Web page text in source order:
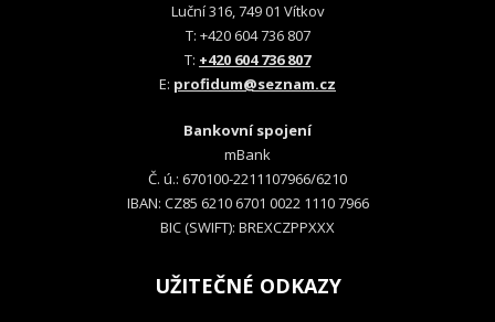
Luční 316, 749 01 Vítkov
T: +420 604 736 807
T: +420 604 736 807
E: profidum@seznam.cz
Bankovní spojení
mBank
Č. ú.: 670100-2211107966/6210
IBAN: CZ85 6210 6701 0022 1110 7966
BIC (SWIFT): BREXCZPPXXX
UŽITEČNÉ ODKAZY